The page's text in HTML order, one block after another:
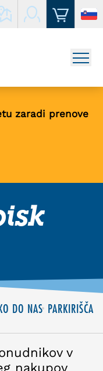
zaradi prenove
DO NAS PARKIRIŠČA
v
nakupov